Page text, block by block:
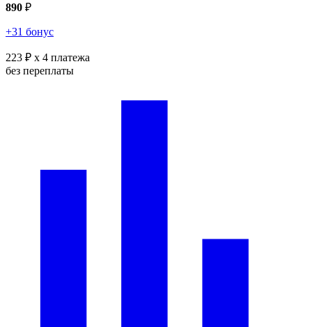
890 ₽
+31 бонус
223 ₽ x 4 платежа
без переплаты